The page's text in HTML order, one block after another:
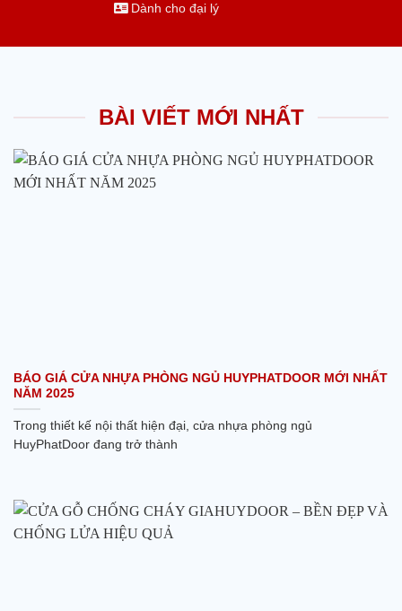
Dành cho đại lý
BÀI VIẾT MỚI NHẤT
BÁO GIÁ CỬA NHỰA PHÒNG NGỦ HUYPHATDOOR MỚI NHẤT
NĂM 2025
Trong thiết kế nội thất hiện đại, cửa nhựa phòng ngủ
HuyPhatDoor đang trở thành